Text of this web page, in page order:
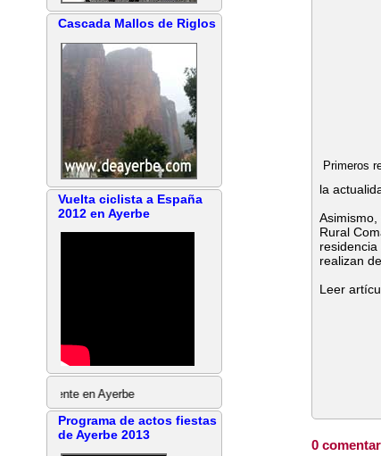
Primeros
la
Rural
realizan
Leer
0
Cascada Mallos de Riglos
Vuelta ciclista a España
2012 en Ayerbe
en Ayerbe
Programa de actos fiestas
de Ayerbe 2013